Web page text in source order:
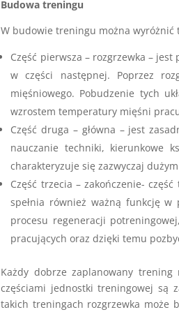
Budowa treningu
W budowie treningu można wyróżnić
Część pierwsza – rozgrzewka –
w części następnej. Poprzez
mięśniowego. Pobudzenie tych
wzrostem temperatury mięśni
Część druga – główna – jest
nauczanie techniki, kierunkowe
charakteryzuje się zazwyczaj
Część trzecia – zakończenie-
spełnia również ważną funkcję
procesu regeneracji
pracujących oraz dzięki temu
Każdy dobrze zaplanowany trening
częściami jednostki treningowej są
takich treningach rozgrzewka może